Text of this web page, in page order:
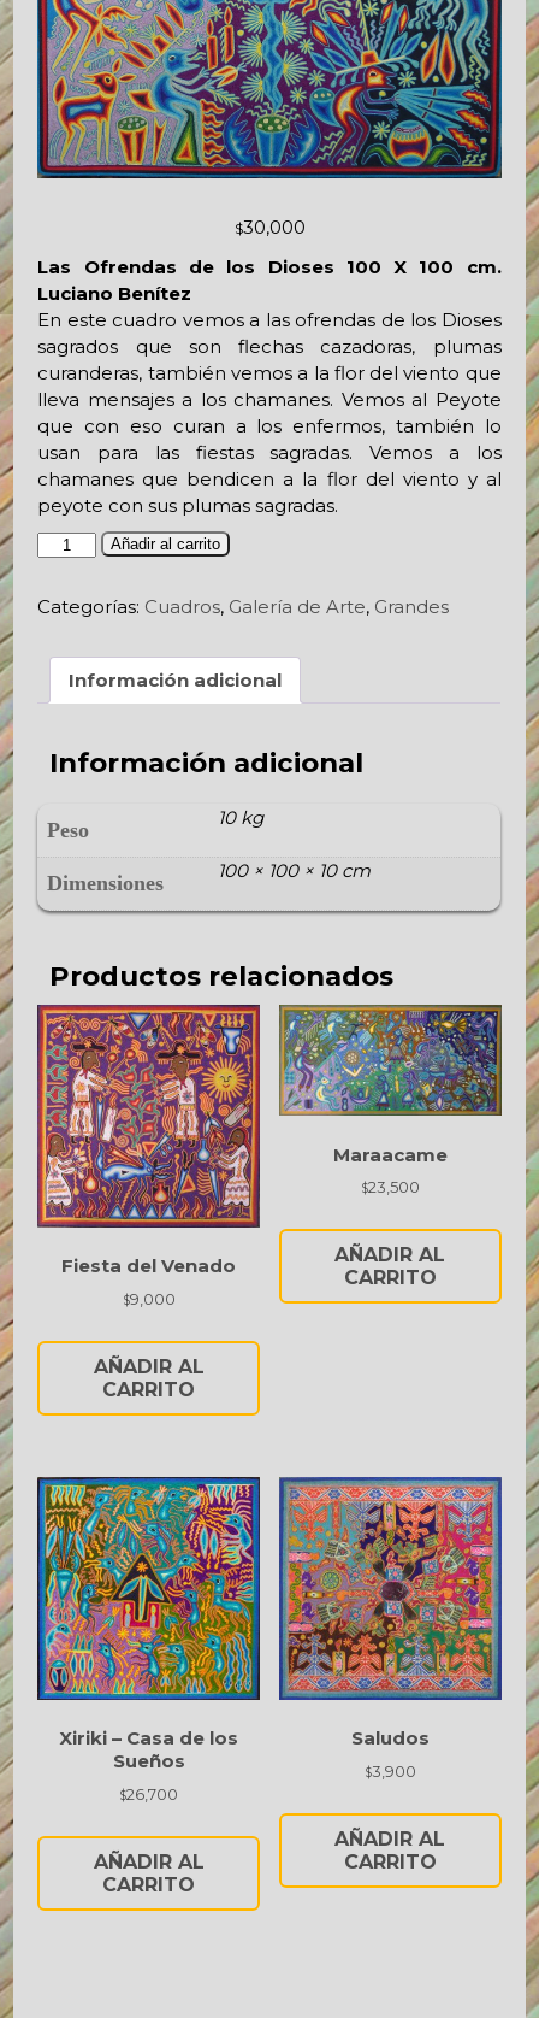
$30,000
Las Ofrendas de los Dioses 100 X 100 cm.
Luciano Benítez
En este cuadro vemos a las ofrendas de los Dioses
sagrados que son flechas cazadoras, plumas
curanderas, también vemos a la flor del viento que
lleva mensajes a los chamanes. Vemos al Peyote
que con eso curan a los enfermos, también lo
usan para las fiestas sagradas. Vemos a los
chamanes que bendicen a la flor del viento y al
peyote con sus plumas sagradas.
Las
de
cantidad
Añadir al carrito
Categorías: Cuadros, Galería de Arte, Grandes
Información adicional
Información adicional
Peso
10 kg
Dimensiones
100 × 100 × 10 cm
Productos relacionados
Fiesta del Venado
$9,000
AÑADIR AL
CARRITO
Maraacame
$23,500
AÑADIR AL
CARRITO
Xiriki – Casa de los
Sueños
$26,700
AÑADIR AL
CARRITO
Saludos
$3,900
AÑADIR AL
CARRITO